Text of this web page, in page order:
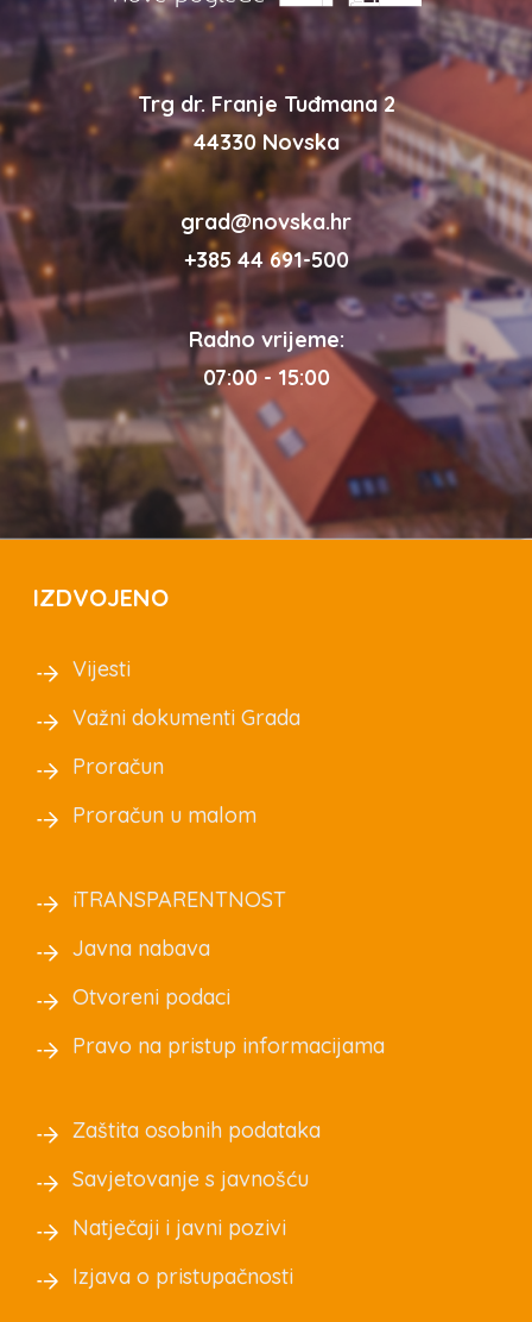
Trg dr. Franje Tuđmana 2
44330 Novska
grad@novska.hr
+385 44 691-500
Radno vrijeme:
07:00 - 15:00
IZDVOJENO
Vijesti
Važni dokumenti Grada
Proračun
Proračun u malom
iTRANSPARENTNOST
Javna nabava
Otvoreni podaci
Pravo na pristup informacijama
Zaštita osobnih podataka
Savjetovanje s javnošću
Natječaji i javni pozivi
Izjava o pristupačnosti